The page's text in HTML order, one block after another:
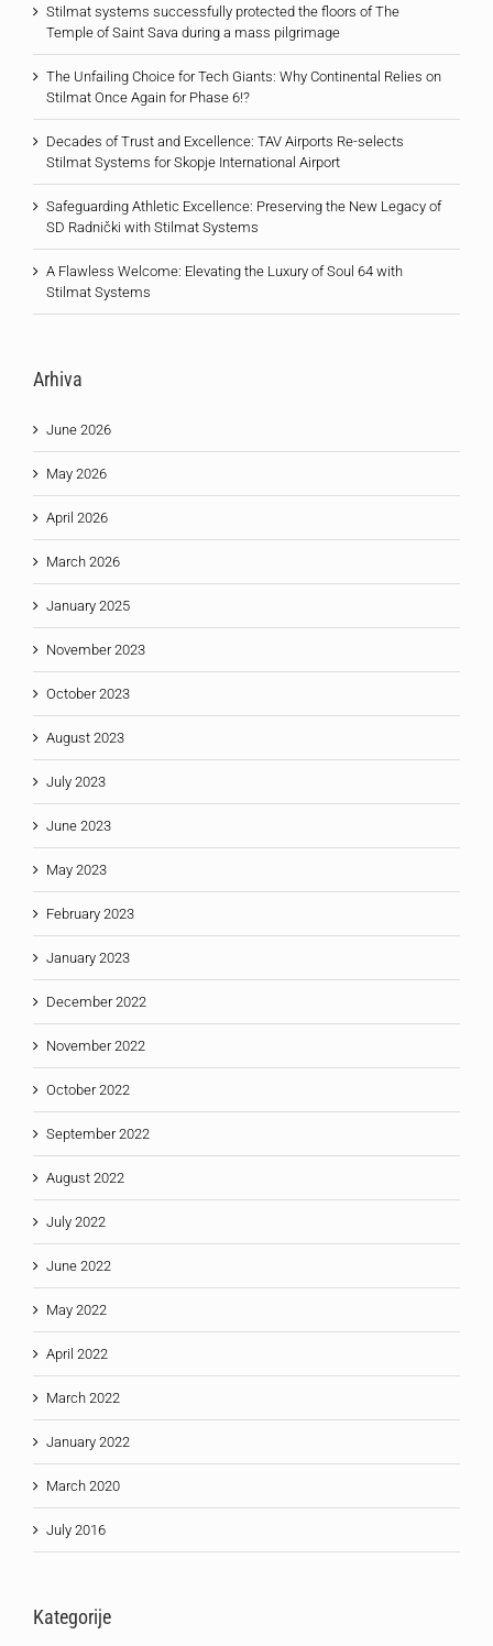
Stilmat systems successfully protected the floors of The
Temple of Saint Sava during a mass pilgrimage
The Unfailing Choice for Tech Giants: Why Continental Relies on
Stilmat Once Again for Phase 6!?
Decades of Trust and Excellence: TAV Airports Re-selects
Stilmat Systems for Skopje International Airport
Safeguarding Athletic Excellence: Preserving the New Legacy of
SD Radnički with Stilmat Systems
A Flawless Welcome: Elevating the Luxury of Soul 64 with
Stilmat Systems
Arhiva
June 2026
May 2026
April 2026
March 2026
January 2025
November 2023
October 2023
August 2023
July 2023
June 2023
May 2023
February 2023
January 2023
December 2022
November 2022
October 2022
September 2022
August 2022
July 2022
June 2022
May 2022
April 2022
March 2022
January 2022
March 2020
July 2016
Kategorije